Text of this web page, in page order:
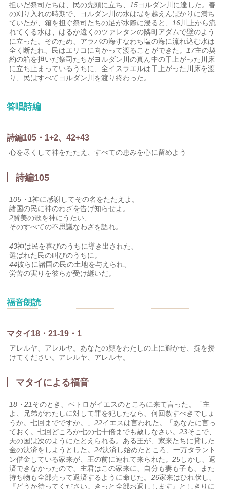
担いだ祭司たちは、民の先頭に立ち、 15ヨルダン川に達した。春
の刈り入れの時期で、ヨルダン川の水は堤を越えんばかりに満ち
ていたが、箱を担ぐ祭司たちの足が水際に浸ると、 16川上から流
れてくる水は、はるか遠くのツァレタンの隣町アダムで壁のよう
に立った。そのため、アラバの海すなわち塩の海に流れ込む水は
全く断たれ、民はエリコに向かって渡ることができた。 17主の契
約の箱を担いだ祭司たちがヨルダン川の真ん中の干上がった川床
に立ち止まっているうちに、全イスラエルは干上がった川床を渡
り、民はすべてヨルダン川を渡り終わった。
答唱詩編
詩編105・1+2、42+43
心を尽くして神をたたえ、すべての恵みを心に留めよう
詩編105
105・1神に感謝してその名をたたえよ。
諸国の民に神のわざを告げ知らせよ。
2賛美の歌を神にうたい、
そのすべての不思議なわざを語れ。
43神は民を喜びのうちに導き出された、
選ばれた民の叫びのうちに。
44彼らに諸国の民の土地を与えられ、
労苦の実りを彼らが受け継いだ。
福音朗読
マタイ18・21-19・1
アレルヤ、アレルヤ。あなたの顔をわたしの上に輝かせ、掟を授
けてください。アレルヤ、アレルヤ。
マタイによる福音
18・21そのとき、ペトロがイエスのところに来て言った。「主
よ、兄弟がわたしに対して罪を犯したなら、何回赦すべきでしょ
うか。七回までですか。」22イエスは言われた。「あなたに言っ
ておく。七回どころか七の七十倍までも赦しなさい。23そこで、
天の国は次のようにたとえられる。ある王が、家来たちに貸した
金の決済をしようとした。24決済し始めたところ、一万タラント
ン借金している家来が、王の前に連れて来られた。25しかし、返
済できなかったので、主君はこの家来に、自分も妻も子も、また
持ち物も全部売って返済するように命じた。26家来はひれ伏し、
『どうか待ってください。きっと全部お返しします』としきりに